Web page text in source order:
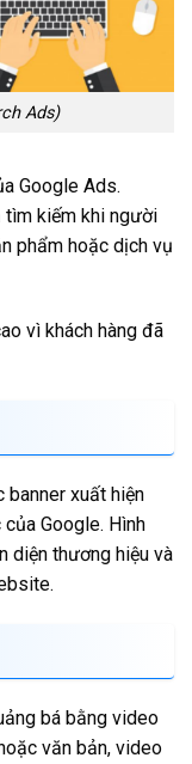
Ads)
Google Ads.
tìm kiếm khi người
phẩm hoặc dịch vụ
vì khách hàng đã
banner xuất hiện
Google. Hình
diện thương hiệu và
bá bằng video
văn bản, video